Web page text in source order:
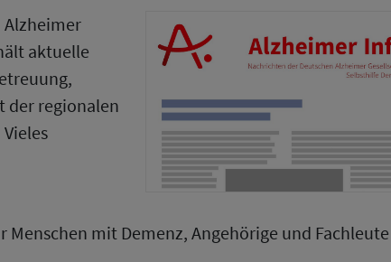
Alzheimer
aktuelle
der regionalen
mit Demenz, Angehörige und Fachleute